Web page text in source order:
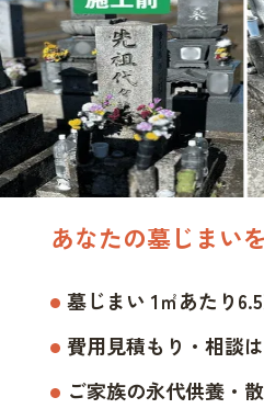
あなたの墓じまい
墓じまい 1㎡あたり
費用見積もり・相談
ご家族の永代供養・